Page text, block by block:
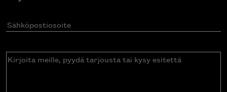
Sähköpostiosoite(Pakollinen)
Kirjoita